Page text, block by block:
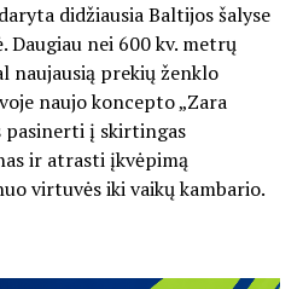
didžiausia Baltijos šalyse
Daugiau nei 600 kv. metrų
naujausią prekių ženklo
naujo koncepto „Zara
pasinerti į skirtingas
ir atrasti įkvėpimą
virtuvės iki vaikų kambario.